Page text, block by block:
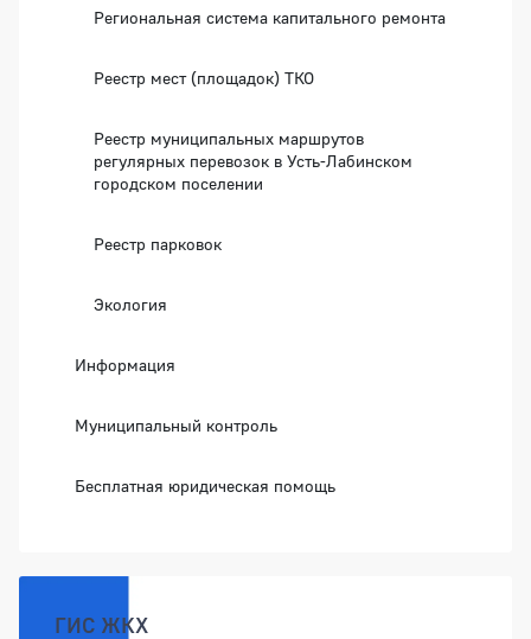
Региональная система капитального ремонта
Реестр мест (площадок) ТКО
Реестр муниципальных маршрутов
регулярных перевозок в Усть-Лабинском
городском поселении
Реестр парковок
Экология
Информация
Муниципальный контроль
Бесплатная юридическая помощь
ГИС ЖКХ